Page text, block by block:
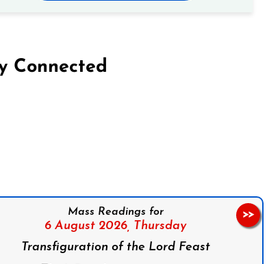
Connected
Mass Readings for
6 August 2026, Thursday
Transfiguration of the Lord Feast
>>